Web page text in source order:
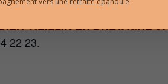
VIEILLIR EN BRETAGNE
22 23.